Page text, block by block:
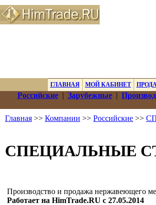
ГЛАВНАЯ МОЙ КАБИНЕТ
Российские| Зарубежные|
Главная >> Компании >> Российские >>
СПЕЦИАЛЬНЫЕ
Производство и продажа нержавеющего
Работает на HimTrade.RU с 27.05.2014